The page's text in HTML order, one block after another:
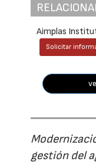
Aimplas
Solicitar
gestión del